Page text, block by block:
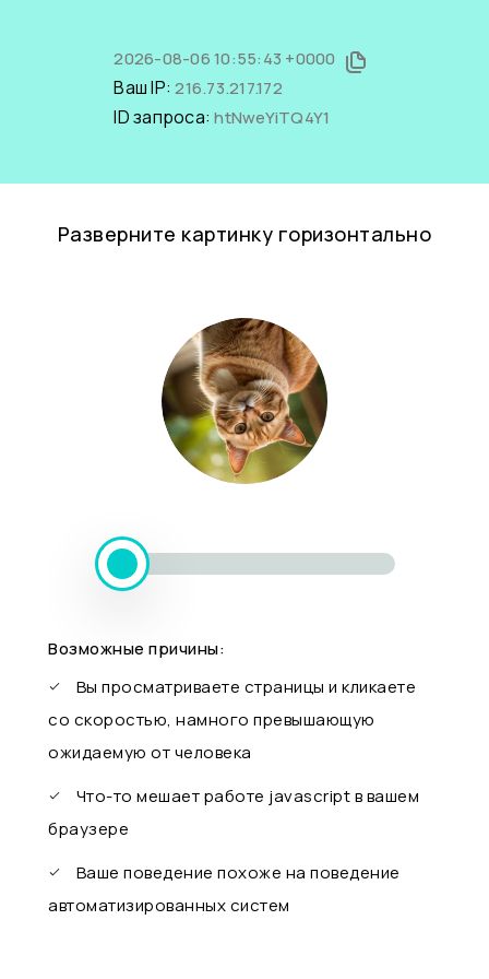
2026-08-06 10:55:43 +0000
Ваш IP:216.73.217.172
ID запроса:htNweYiTQ4Y1
Разверните картинку горизонтально
Возможные причины:
Вы просматриваете страницы и кликаете
со скоростью, намного превышающую
ожидаемую от человека
Что-то мешает работе javascript в вашем
браузере
Ваше поведение похоже на поведение
автоматизированных систем